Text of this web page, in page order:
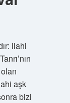
ilahi
aşk
bizi